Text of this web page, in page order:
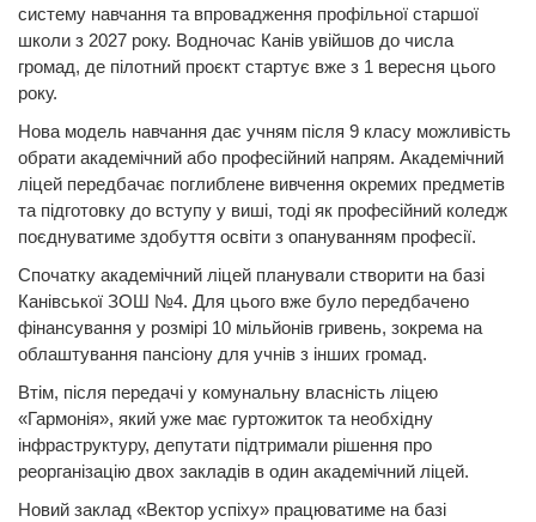
систему навчання та впровадження профільної старшої
школи з 2027 року. Водночас Канів увійшов до числа
громад, де пілотний проєкт стартує вже з 1 вересня цього
року.
Нова модель навчання дає учням після 9 класу можливість
обрати академічний або професійний напрям. Академічний
ліцей передбачає поглиблене вивчення окремих предметів
та підготовку до вступу у виші, тоді як професійний коледж
поєднуватиме здобуття освіти з опануванням професії.
Спочатку академічний ліцей планували створити на базі
Канівської ЗОШ №4. Для цього вже було передбачено
фінансування у розмірі 10 мільйонів гривень, зокрема на
облаштування пансіону для учнів з інших громад.
Втім, після передачі у комунальну власність ліцею
«Гармонія», який уже має гуртожиток та необхідну
інфраструктуру, депутати підтримали рішення про
реорганізацію двох закладів в один академічний ліцей.
Новий заклад «Вектор успіху» працюватиме на базі